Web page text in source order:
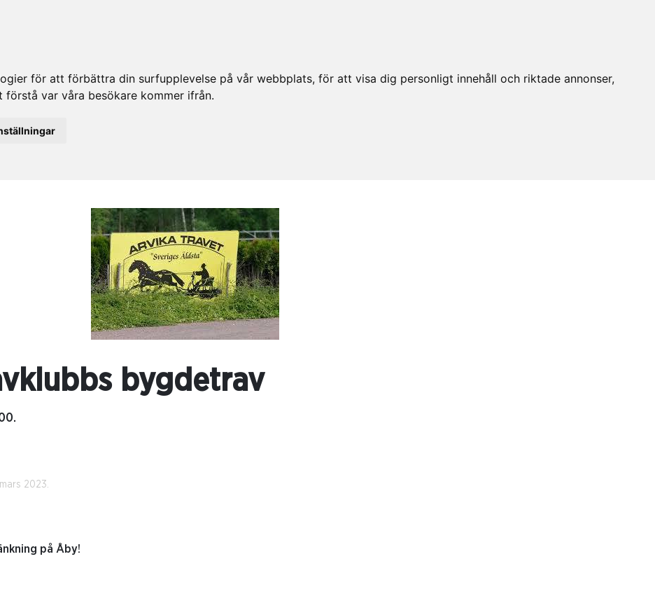
för att förbättra din surfupplevelse på vår webbplats, för att visa dig personligt innehåll och riktade annonser,
var våra besökare kommer ifrån.
bygdetrav
2023.
på Åby!